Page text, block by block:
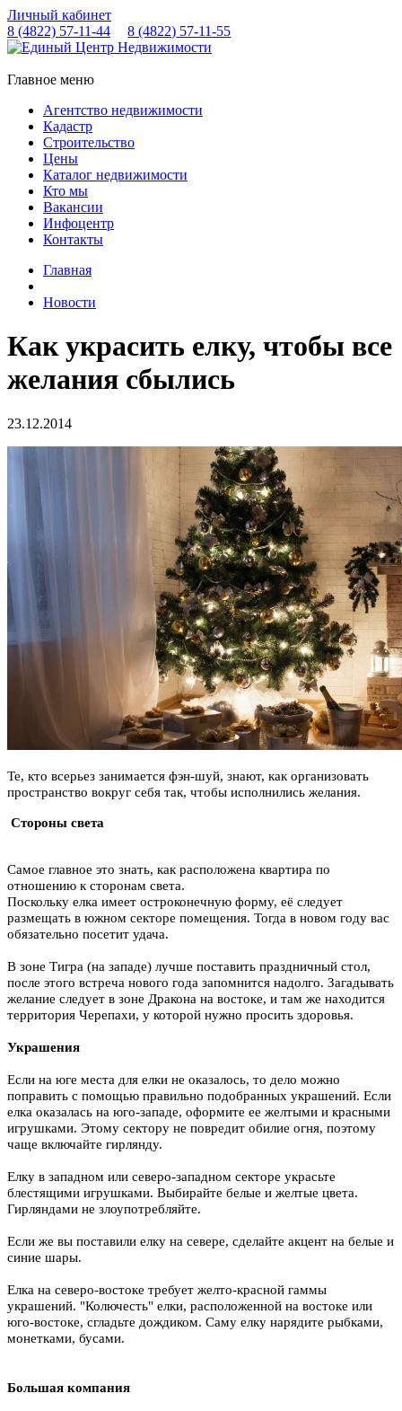
Личный кабинет
8 (4822) 57-11-44 8 (4822) 57-11-55
Главное меню
Агентство недвижимости
Кадастр
Строительство
Цены
Каталог недвижимости
Кто мы
Вакансии
Инфоцентр
Контакты
Главная
Новости
Как украсить елку, чтобы все
желания сбылись
23.12.2014
Те, кто всерьез занимается фэн-шуй, знают, как организовать
пространство вокруг себя так, чтобы исполнились желания.
Стороны света
Самое главное это знать, как расположена квартира по
отношению к сторонам света.
Поскольку елка имеет остроконечную форму, её следует
размещать в южном секторе помещения. Тогда в новом году вас
обязательно посетит удача.
В зоне Тигра (на западе) лучше поставить праздничный стол,
после этого встреча нового года запомнится надолго. Загадывать
желание следует в зоне Дракона на востоке, и там же находится
территория Черепахи, у которой нужно просить здоровья.
Украшения
Если на юге места для елки не оказалось, то дело можно
поправить с помощью правильно подобранных украшений. Если
елка оказалась на юго-западе, оформите ее желтыми и красными
игрушками. Этому сектору не повредит обилие огня, поэтому
чаще включайте гирлянду.
Елку в западном или северо-западном секторе украсьте
блестящими игрушками. Выбирайте белые и желтые цвета.
Гирляндами не злоупотребляйте.
Если же вы поставили елку на севере, сделайте акцент на белые и
синие шары.
Елка на северо-востоке требует желто-красной гаммы
украшений. "Колючесть" елки, расположенной на востоке или
юго-востоке, сгладьте дождиком. Саму елку нарядите рыбками,
монетками, бусами.
Большая компания